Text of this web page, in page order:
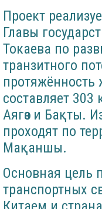
Проект
Главы
Токаева по
транзитного
составляет 303
Аягөз и Бақты.
проходят по
Мақаншы.
Основная цель
транспортных